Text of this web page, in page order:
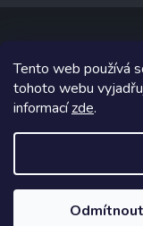
Tento web používá
tohoto webu
informacízde.
Odmítnout
Copyright 2026
Grafický návrh vytvořil